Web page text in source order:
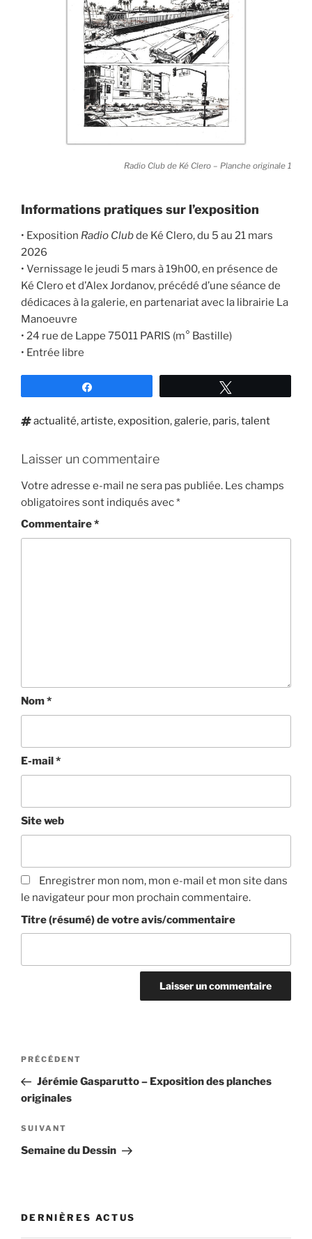
Radio Club de Ké Clero – Planche originale 1
Informations pratiques sur l’exposition
• Exposition Radio Clubde Ké Clero, du 5 au 21 mars
2026
• Vernissage le jeudi 5 mars à 19h00, en présence de
Ké Clero et d’Alex Jordanov, précédé d’une séance de
dédicaces à la galerie, en partenariat avec la librairie La
Manoeuvre
• 24 rue de Lappe 75011 PARIS (m° Bastille)
• Entrée libre
Étiquettes
actualité,artiste,exposition,galerie, paris,talent
Laisser un commentaire
Votre adresse e-mail ne sera pas publiée. Les champs
obligatoires sont indiqués avec*
Commentaire*
Nom*
E-mail *
Site web
Enregistrer mon nom, mon e-mail et mon site dans
le navigateur pour mon prochain commentaire.
Titre (résumé) de votre avis/commentaire
Navigation
l’article
Article
précédent
PRÉCÉDENT
Jérémie Gasparutto – Exposition des planches
originales
Article
suivant
SUIVANT
Semaine du Dessin
DERNIÈRES ACTUS